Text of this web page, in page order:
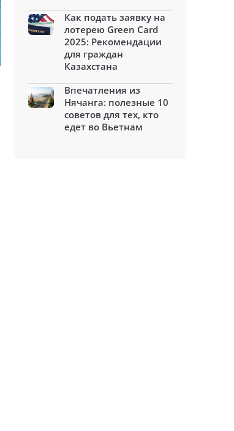
Как подать заявку на
лотерею Green Card
2025: Рекомендации
для граждан
Казахстана
Впечатления из
Нячанга: полезные 10
советов для тех, кто
едет во Вьетнам